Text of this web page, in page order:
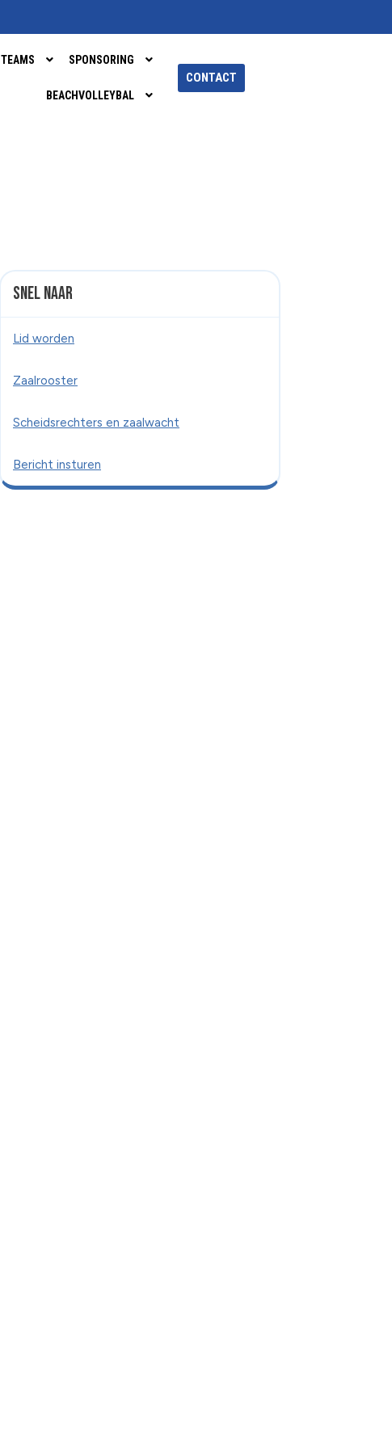
TEAMS SPONSORING
BEACHVOLLEYBAL
CONTACT
Snel naar
Lid worden
Zaalrooster
Scheidsrechters en zaalwacht
Bericht insturen